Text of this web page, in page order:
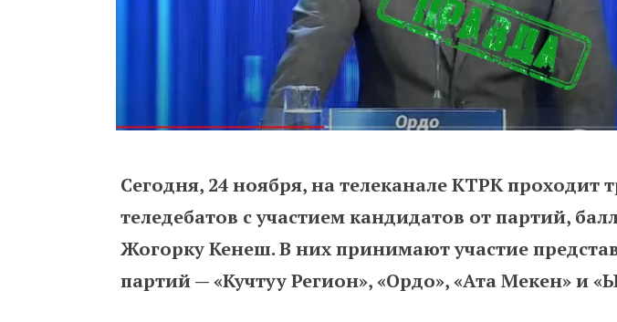
Сегодня, 24 ноября, на телеканале КТРК проходит
теледебатов с участием кандидатов от партий,
Жогорку Кенеш. В них принимают участие
партий — «Кучтуу Регион», «Ордо», «Ата Мекен» и